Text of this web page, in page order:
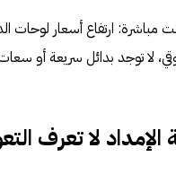
لا توجد بدائل سريعة أو
لا تعرف